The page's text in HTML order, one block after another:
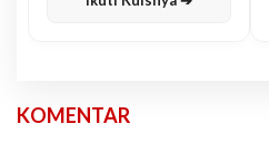
KOMENTAR